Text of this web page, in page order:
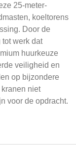
25-meter-
koeltorens
Door de
werk dat
huurkeuze
veiligheid en
op bijzondere
niet
voor de opdracht.